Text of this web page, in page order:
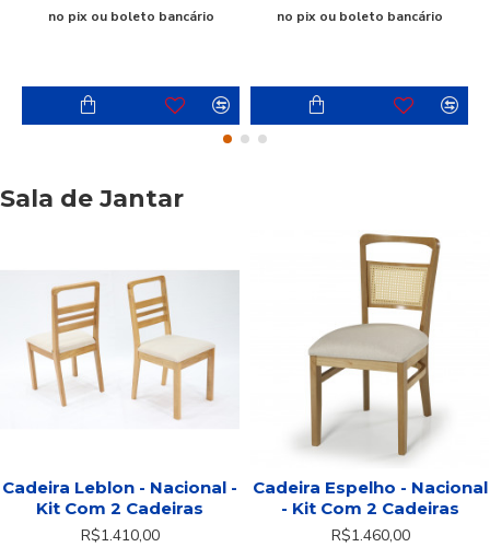
no pix ou boleto bancário no pix ou boleto bancário
Sala de Jantar
Cadeira Leblon - Nacional -
Kit Com 2 Cadeiras
R$1.410,00
Cadeira Espelho - Nacional
- Kit Com 2 Cadeiras
R$1.460,00